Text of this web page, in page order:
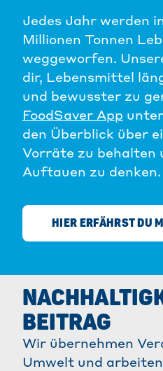
Jedes Jahr werden
Millionen Tonnen
weggeworfen.
dir, Lebensmittel
und bewusster zu
FoodSaver App
den Überblick über
Vorräte zu behalten
Auftauen zu denken.
HIER ERFÄHRST DU
BEITRAG
Wir übernehmen
Umwelt und